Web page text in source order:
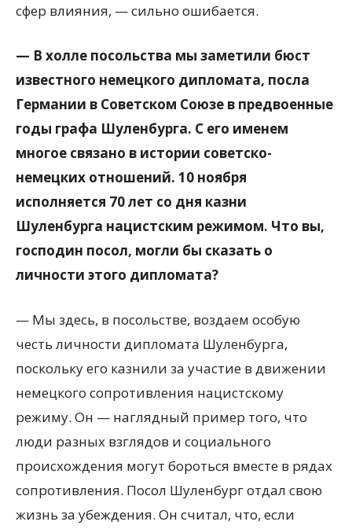
сфер влияния, — сильно ошибается.
— В холле посольства мы заметили бюст
известного немецкого дипломата, посла
Германии в Советском Союзе в предвоенные
годы графа Шуленбурга. С его именем
многое связано в истории советско-
немецких отношений. 10 ноября
исполняется 70 лет со дня казни
Шуленбурга нацистским режимом. Что вы,
господин посол, могли бы сказать о
личности этого дипломата?
— Мы здесь, в посольстве, воздаем особую
честь личности дипломата Шуленбурга,
поскольку его казнили за участие в движении
немецкого сопротивления нацистскому
режиму. Он — наглядный пример того, что
люди разных взглядов и социального
происхождения могут бороться вместе в рядах
сопротивления. Посол Шуленбург отдал свою
жизнь за убеждения. Он считал, что, если